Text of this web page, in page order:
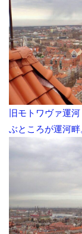
旧モトワヴァ運
ぶところが運河畔